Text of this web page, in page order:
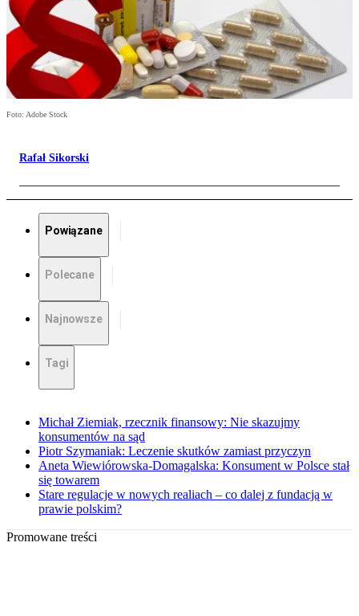
Foto: Adobe Stock
Rafał Sikorski
Powiązane
Polecane
Najnowsze
Tagi
Michał Ziemiak, rzecznik finansowy: Nie skazujmy
konsumentów na sąd
Piotr Szymaniak: Leczenie skutków zamiast przyczyn
Aneta Wiewiórowska-Domagalska: Konsument w Polsce stał
się towarem
Stare regulacje w nowych realiach – co dalej z fundacją w
prawie polskim?
Promowane treści